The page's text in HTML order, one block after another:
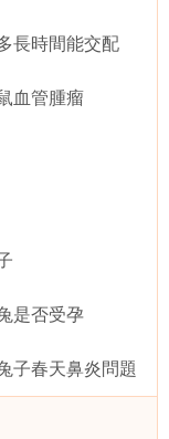
長時間能交配
血管腫瘤
是否受孕
子春天鼻炎問題